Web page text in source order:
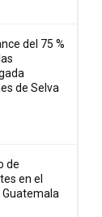
del 75 %
de Selva
de
en el
Guatemala